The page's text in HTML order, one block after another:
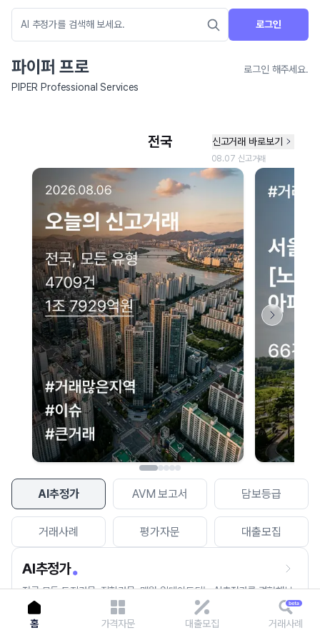
로그인
파이퍼 프로
로그인 해주세요.
PIPER Professional Services
AI추정가 AVM 보고서 담보등급
거래사례 평가자문 대출모집
AI추정가
전국 모든 토지건물, 집합건물, 매월 업데이트되는 AI추정가를 경험해보
세요.
네이버 지도 연결 안내
현재 네이버 지도 연결이 원활하지 않아 지도를 불러올 수 없습니다.
이용에 불편을 드려 죄송합니다.
다시 시도
홈 가격자문 대출모집 거래사례